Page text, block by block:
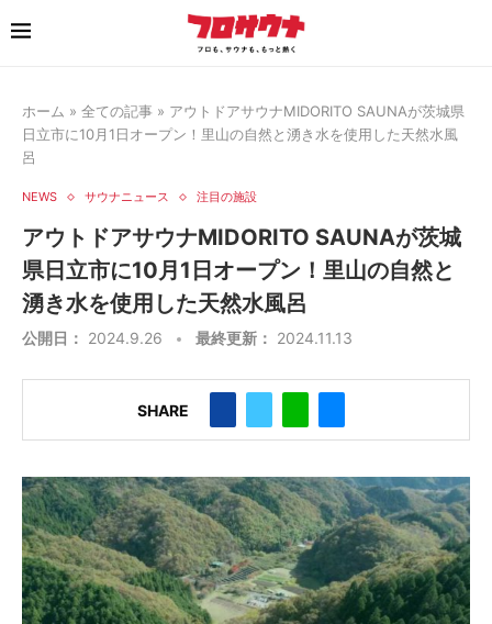
ホーム » 全ての記事 » アウトドアサウナMIDORITO SAUNAが茨城県
日立市に10月1日オープン！里山の自然と湧き水を使用した天然水風
呂
NEWS サウナニュース 注目の施設
アウトドアサウナMIDORITO SAUNAが茨城
県日立市に10月1日オープン！里山の自然と
湧き水を使用した天然水風呂
公開日： 2024.9.26 最終更新： 2024.11.13
SHARE